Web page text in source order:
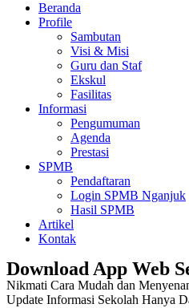
Beranda
Profile
Sambutan
Visi & Misi
Guru dan Staf
Ekskul
Fasilitas
Informasi
Pengumuman
Agenda
Prestasi
SPMB
Pendaftaran
Login SPMB Nganjuk
Hasil SPMB
Artikel
Kontak
Download App Web
Nikmati Cara Mudah dan
Update Informasi Sekolah Hanya